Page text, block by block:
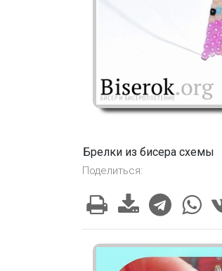
Брелки из бисера схемы
Поделиться: